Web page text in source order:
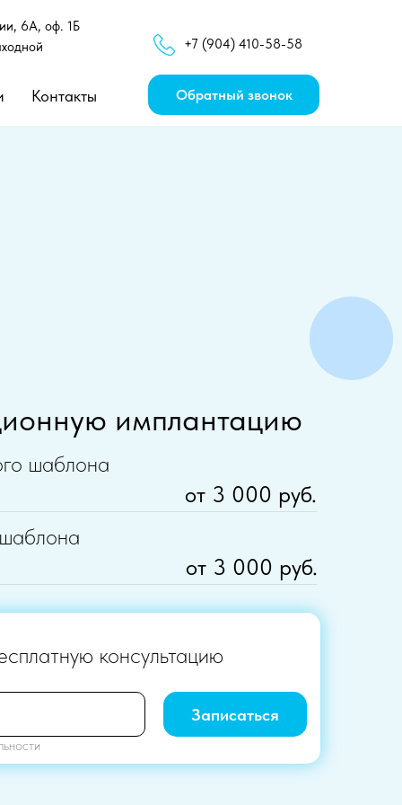
6А, оф. 1Б
Обратный звонок
Контакты
+7 (904) 410-58-58
имплантацию
Записаться
консультацию
шаблона
от 3 000 руб.
от 3 000 руб.